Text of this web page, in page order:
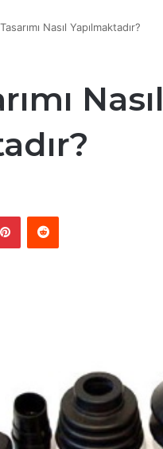
Nasıl Yapılmaktadır?
Nasıl
PinterestReddit